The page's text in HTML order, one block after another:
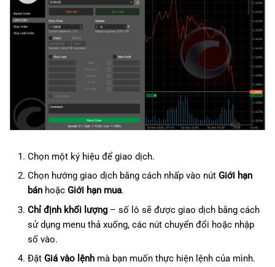
Chọn một ký hiệu để giao dịch.
Chọn hướng giao dịch bằng cách nhấp vào nút Giới hạn
bánhoặc Giới hạn mua.
Chỉ định khối lượng– số lô sẽ được giao dịch bằng cách
sử dụng menu thả xuống, các nút chuyển đổi hoặc nhập
số vào.
Đặt Giá vào lệnhmà bạn muốn thực hiện lệnh của mình.